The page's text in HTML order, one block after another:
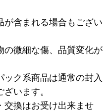
が含まれる場合もござい
の微細な傷、品質変化が
ック系商品は通常の封入
います。
交換はお受け出来ませ